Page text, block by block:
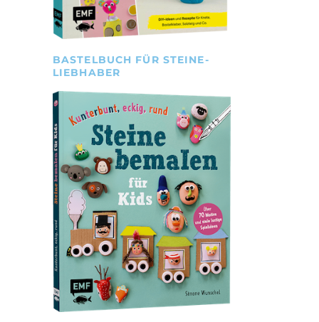
BASTELBUCH FÜR STEINE-
LIEBHABER